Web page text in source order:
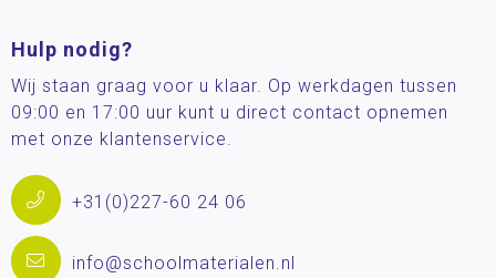
Hulp nodig?
Wij staan graag voor u klaar. Op werkdagen tussen
09:00 en 17:00 uur kunt u direct contact opnemen
met onze klantenservice.
+31(0)227-60 24 06
info@schoolmaterialen.nl